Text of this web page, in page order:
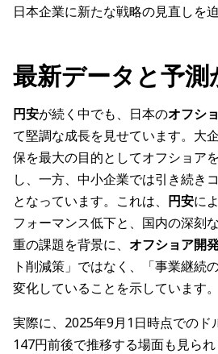
日本企業に新たな戦略の見直しを
最新データと予測
円安が続く中でも、日本のオフシ
て堅調な成長を見せています。大
保を最大の目的としてオフショア
し、一方、中小企業では引き続き
となっています。これは、 円安に
フォーマンス低下と、国内の深刻
重の課題を背景に、 オフショア開
ト削減策」ではなく、「事業継続
変化していることを示しています。
実際に、2025年9月1日時点でのド
147円前後で推移する場面も見ら